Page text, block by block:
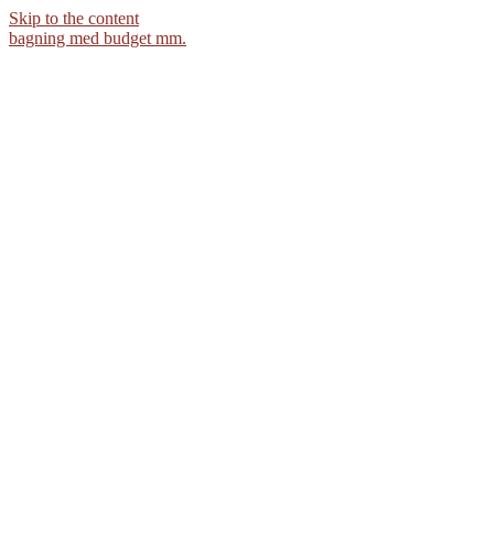
Skip to the content
bagning med budget mm.